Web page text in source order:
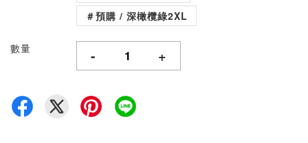
＃預購 / 深橄欖綠2XL
數量 - +